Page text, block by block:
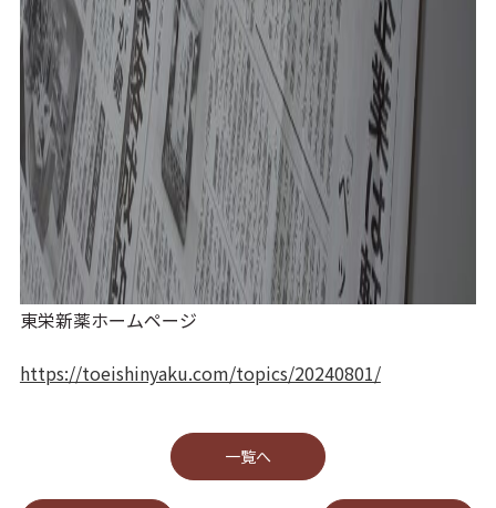
東栄新薬ホームページ
https://toeishinyaku.com/topics/20240801/
⼀覧へ